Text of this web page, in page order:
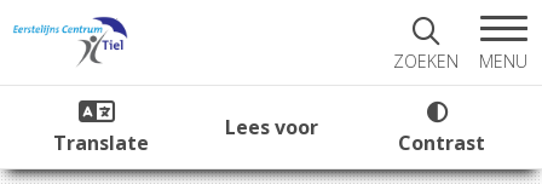
ZOEKEN MENU
Translate
Lees voor
Contrast